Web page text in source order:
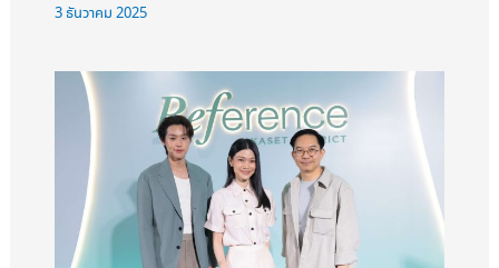
3 ธันวาคม 2025